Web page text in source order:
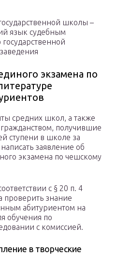
школы –
язык судебным
экзамена по
средних школ, а также
получившие
ступени в школе за
заявление об
экзамена по чешскому
с § 20 п. 4
проверить знание
абитуриентом на
обучения по
с комиссией.
в творческие